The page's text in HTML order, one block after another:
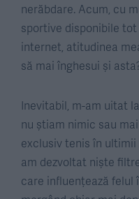
nerăbdare. Acum, cu
sportive disponibile
internet, atitudinea
să mai înghesui și
Inevitabil, m-am uitat
nu știam nimic sau
exclusiv tenis în
am dezvoltat niște
care influențează felul